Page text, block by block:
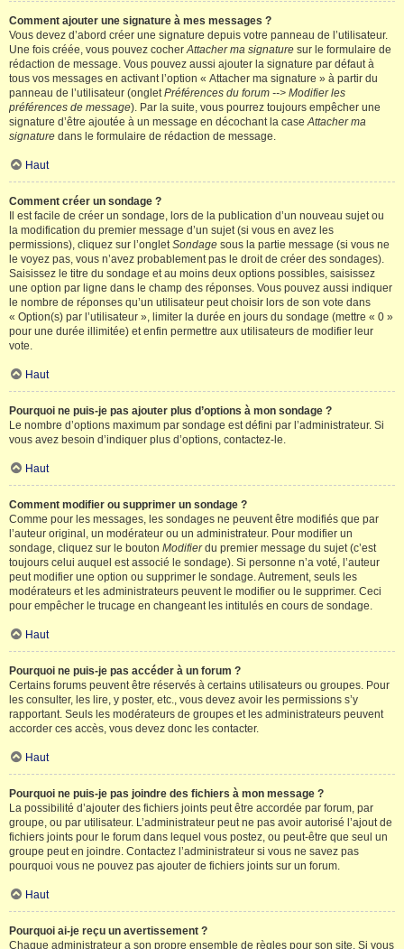
Comment ajouter une signature à mes messages ?
Vous devez d’abord créer une signature depuis votre panneau de l’utilisateur.
Une fois créée, vous pouvez cocherAttacher ma signature sur le formulaire de
rédaction de message. Vous pouvez aussi ajouter la signature par défaut à
tous vos messages en activant l’option « Attacher ma signature » à partir du
panneau de l’utilisateur (ongletPréférences du forum --> Modifier les
préférences de message). Par la suite, vous pourrez toujours empêcher une
signature d’être ajoutée à un message en décochant la caseAttacher ma
signature dans le formulaire de rédaction de message.
Haut
Comment créer un sondage ?
Il est facile de créer un sondage, lors de la publication d’un nouveau sujet ou
la modification du premier message d’un sujet (si vous en avez les
permissions), cliquez sur l’ongletSondage sous la partie message (si vous ne
le voyez pas, vous n’avez probablement pas le droit de créer des sondages).
Saisissez le titre du sondage et au moins deux options possibles, saisissez
une option par ligne dans le champ des réponses. Vous pouvez aussi indiquer
le nombre de réponses qu’un utilisateur peut choisir lors de son vote dans
« Option(s) par l’utilisateur », limiter la durée en jours du sondage (mettre « 0 »
pour une durée illimitée) et enfin permettre aux utilisateurs de modifier leur
vote.
Haut
Pourquoi ne puis-je pas ajouter plus d’options à mon sondage ?
Le nombre d’options maximum par sondage est défini par l’administrateur. Si
vous avez besoin d’indiquer plus d’options, contactez-le.
Haut
Comment modifier ou supprimer un sondage ?
Comme pour les messages, les sondages ne peuvent être modifiés que par
l’auteur original, un modérateur ou un administrateur. Pour modifier un
sondage, cliquez sur le bouton Modifierdu premier message du sujet (c’est
toujours celui auquel est associé le sondage). Si personne n’a voté, l’auteur
peut modifier une option ou supprimer le sondage. Autrement, seuls les
modérateurs et les administrateurs peuvent le modifier ou le supprimer. Ceci
pour empêcher le trucage en changeant les intitulés en cours de sondage.
Haut
Pourquoi ne puis-je pas accéder à un forum ?
Certains forums peuvent être réservés à certains utilisateurs ou groupes. Pour
les consulter, les lire, y poster, etc., vous devez avoir les permissions s’y
rapportant. Seuls les modérateurs de groupes et les administrateurs peuvent
accorder ces accès, vous devez donc les contacter.
Haut
Pourquoi ne puis-je pas joindre des fichiers à mon message ?
La possibilité d’ajouter des fichiers joints peut être accordée par forum, par
groupe, ou par utilisateur. L’administrateur peut ne pas avoir autorisé l’ajout de
fichiers joints pour le forum dans lequel vous postez, ou peut-être que seul un
groupe peut en joindre. Contactez l’administrateur si vous ne savez pas
pourquoi vous ne pouvez pas ajouter de fichiers joints sur un forum.
Haut
Pourquoi ai-je reçu un avertissement ?
Chaque administrateur a son propre ensemble de règles pour son site. Si vous